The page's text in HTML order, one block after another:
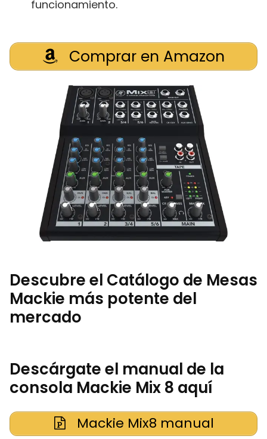
funcionamiento.
Comprar en Amazon
Descubre el Catálogo de Mesas
Mackie más potente del
mercado
Descárgate el manual de la
consola Mackie Mix 8 aquí
Mackie Mix8 manual